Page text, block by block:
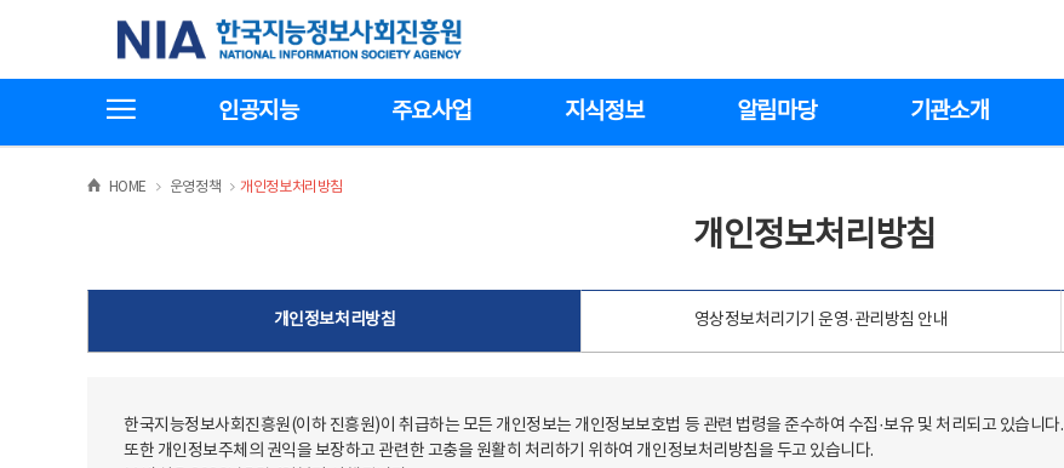
한국지능정보사회진흥원
인공지능 주요사업 지식정보 알림마당 기관소개
HOME >운영정책 >
개인정보처리방침
개인정보처리방침
개인정보처리방침 영상정보처리기기 운영·관리방침 안내
한국지능정보사회진흥원(이하 진흥원)이 취급하는 모든 개인정보는 개인정보보호법 등 관련 법령을 준수하여 수집·보유 및 처리되고 있습니다.
또한 개인정보주체의 권익을 보장하고 관련한 고충을 원활히 처리하기 위하여 개인정보처리방침을 두고 있습니다.